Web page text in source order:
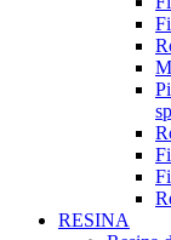
RESINA